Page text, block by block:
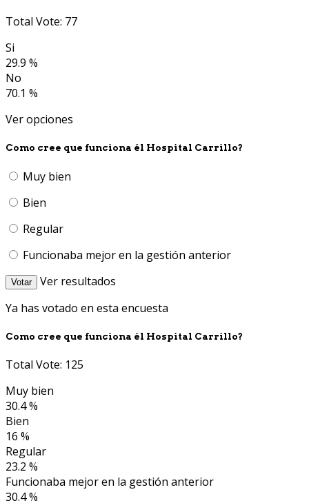
Total Vote: 77
Si
29.9 %
No
70.1 %
Ver opciones
Como cree que funciona él Hospital Carrillo?
Muy bien
Bien
Regular
Funcionaba mejor en la gestión anterior
Votar
Ver resultados
Ya has votado en esta encuesta
Como cree que funciona él Hospital Carrillo?
Total Vote: 125
Muy bien
30.4 %
Bien
16 %
Regular
23.2 %
Funcionaba mejor en la gestión anterior
30.4 %